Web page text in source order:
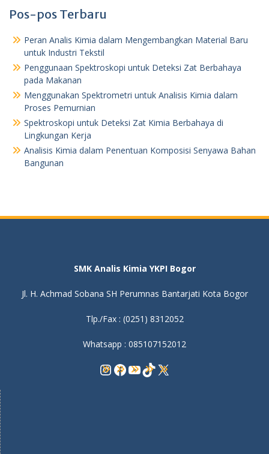
Pos-pos Terbaru
Peran Analis Kimia dalam Mengembangkan Material Baru
untuk Industri Tekstil
Penggunaan Spektroskopi untuk Deteksi Zat Berbahaya
pada Makanan
Menggunakan Spektrometri untuk Analisis Kimia dalam
Proses Pemurnian
Spektroskopi untuk Deteksi Zat Kimia Berbahaya di
Lingkungan Kerja
Analisis Kimia dalam Penentuan Komposisi Senyawa Bahan
Bangunan
SMK Analis Kimia YKPI Bogor
Jl. H. Achmad Sobana SH Perumnas Bantarjati Kota Bogor
Tlp./Fax : (0251) 8312052
Whatsapp : 085107152012
Instagram
Facebook
YouTube
TikTok
X